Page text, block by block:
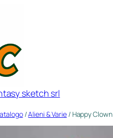
sketch srl
/Alieni & Varie/ Happy Clown